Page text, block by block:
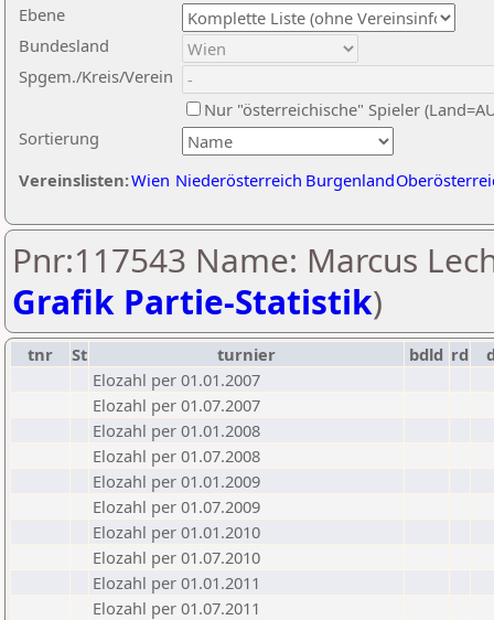
Ebene
Sortierung
Bundesland
Spgem./Kreis/Verein
Nur "österreichische" Spieler
Vereinslisten:Wien Niederösterreich Burgenland
Pnr:117543 Name: Marcus
Grafik Partie-Statistik)
tnr St turnier bdld rd
Elozahl per 01.01.2007
Elozahl per 01.07.2007
Elozahl per 01.01.2008
Elozahl per 01.07.2008
Elozahl per 01.01.2009
Elozahl per 01.07.2009
Elozahl per 01.01.2010
Elozahl per 01.07.2010
Elozahl per 01.01.2011
Elozahl per 01.07.2011